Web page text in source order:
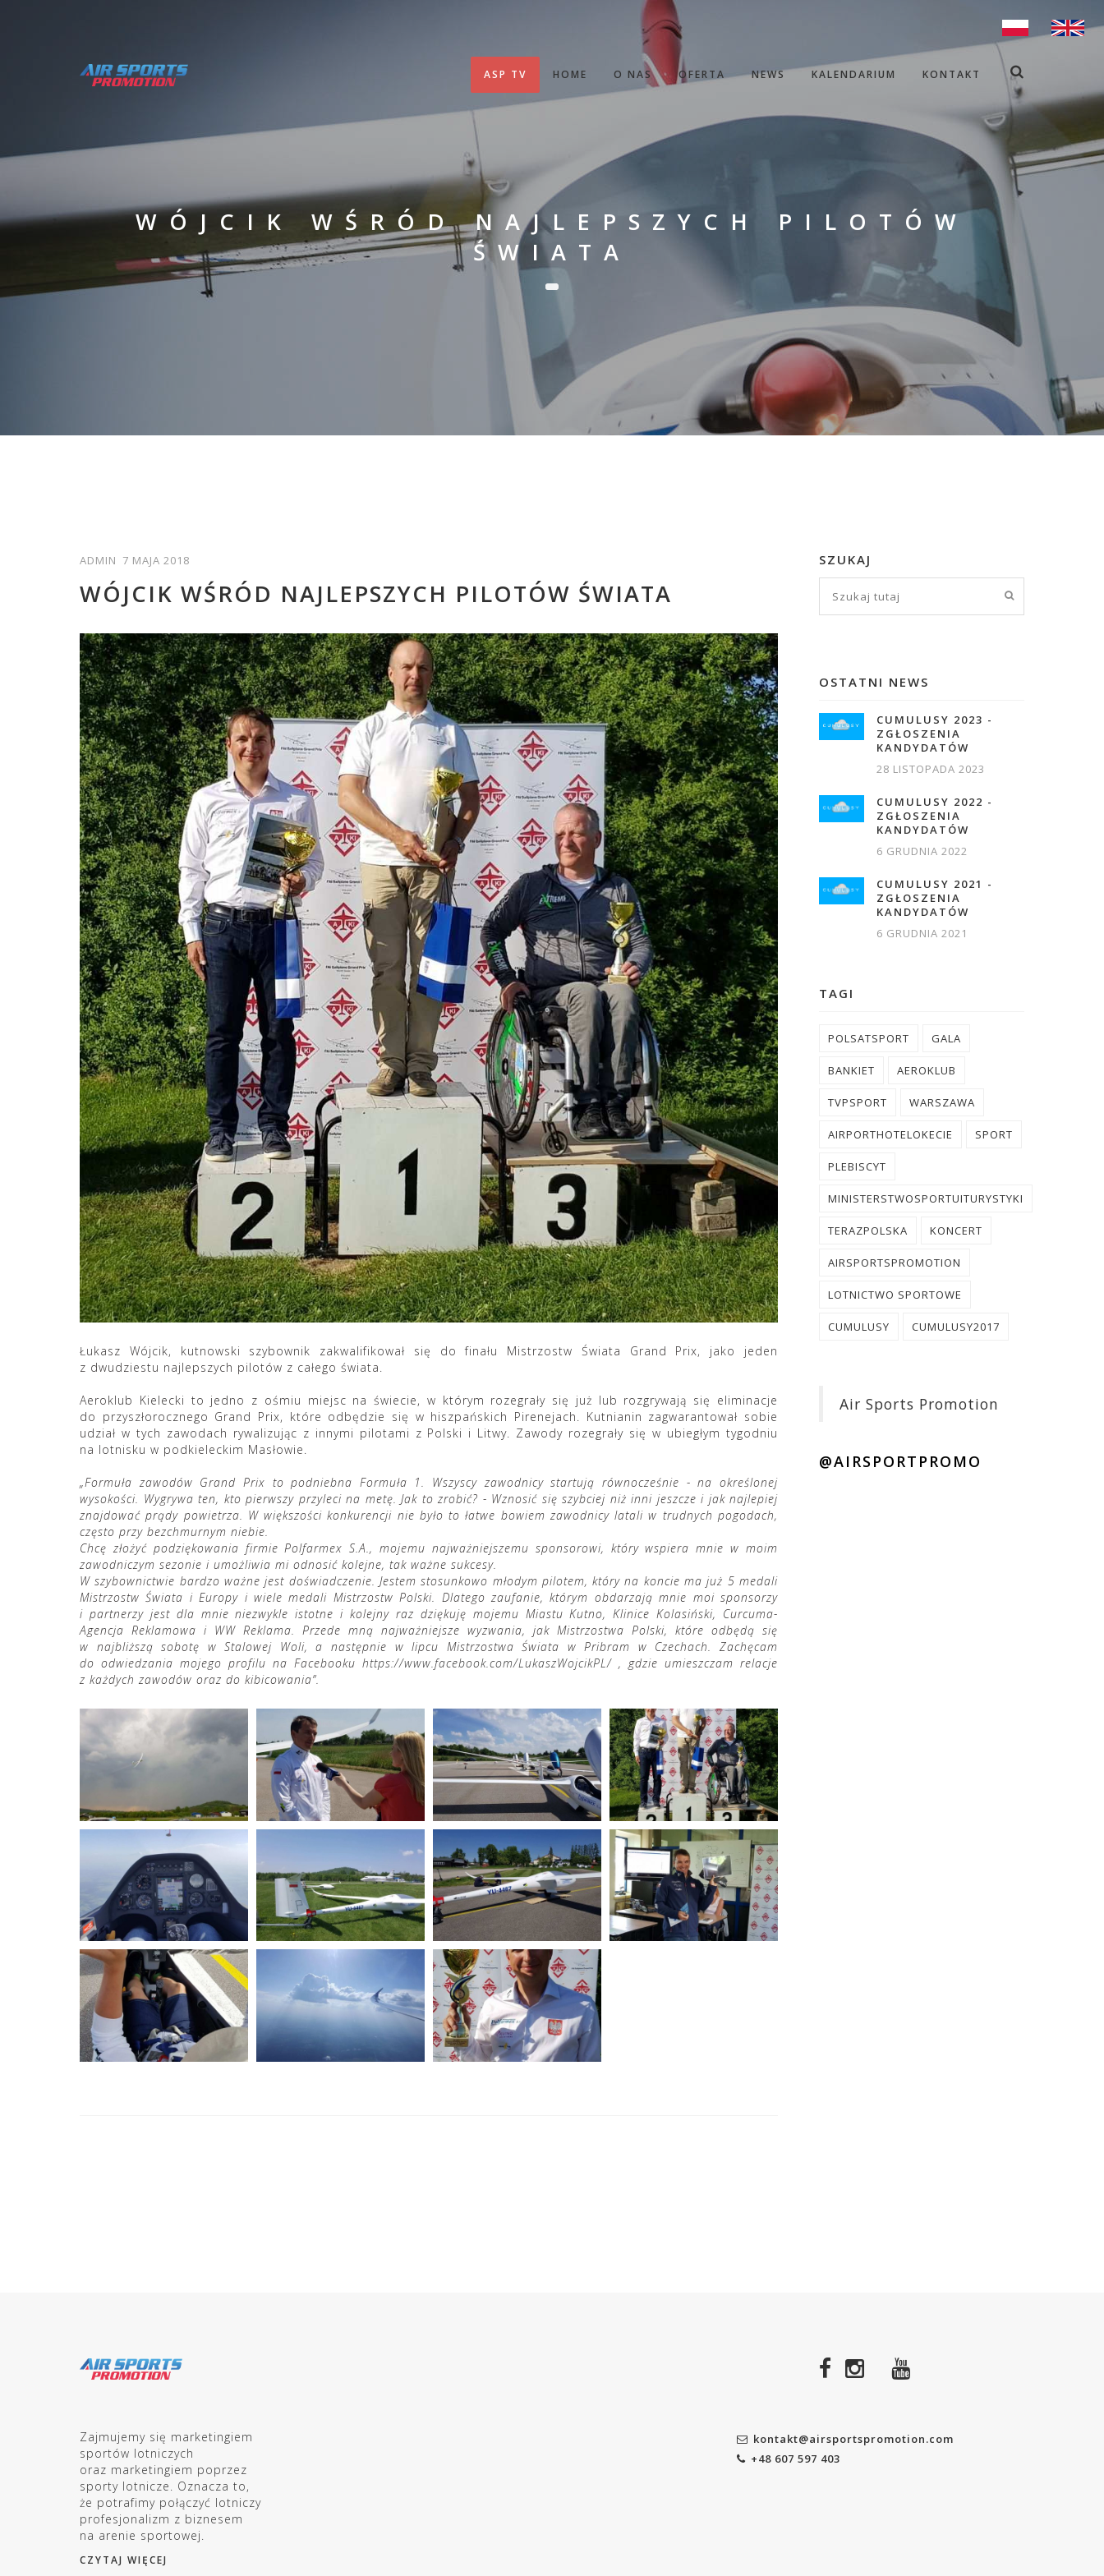
ASP TV HOME O NAS OFERTA NEWS KALENDARIUM KONTAKT
WÓJCIK WŚRÓD NAJLEPSZYCH PILOTÓW
ŚWIATA
ADMIN 7 MAJA 2018
WÓJCIK WŚRÓD NAJLEPSZYCH PILOTÓW ŚWIATA
Łukasz Wójcik, kutnowski szybownik zakwalifikował się do finału Mistrzostw Świata Grand Prix, jako jeden
z dwudziestu najlepszych pilotów z całego świata.
Aeroklub Kielecki to jedno z ośmiu miejsc na świecie, w którym rozegrały się już lub rozgrywają się eliminacje
do przyszłorocznego Grand Prix, które odbędzie się w hiszpańskich Pirenejach. Kutnianin zagwarantował sobie
udział w tych zawodach rywalizując z innymi pilotami z Polski i Litwy. Zawody rozegrały się w ubiegłym tygodniu
na lotnisku w podkieleckim Masłowie.
„Formuła zawodów Grand Prix to podniebna Formuła 1. Wszyscy zawodnicy startują równocześnie - na określonej
wysokości. Wygrywa ten, kto pierwszy przyleci na metę. Jak to zrobić? - Wznosić się szybciej niż inni jeszcze i jak najlepiej
znajdować prądy powietrza. W większości konkurencji nie było to łatwe bowiem zawodnicy latali w trudnych pogodach,
często przy bezchmurnym niebie.
Chcę złożyć podziękowania firmie Polfarmex S.A., mojemu najważniejszemu sponsorowi, który wspiera mnie w moim
zawodniczym sezonie i umożliwia mi odnosić kolejne, tak ważne sukcesy.
W szybownictwie bardzo ważne jest doświadczenie. Jestem stosunkowo młodym pilotem, który na koncie ma już 5 medali
Mistrzostw Świata i Europy i wiele medali Mistrzostw Polski. Dlatego zaufanie, którym obdarzają mnie moi sponsorzy
i partnerzy jest dla mnie niezwykle istotne i kolejny raz dziękuję mojemu Miastu Kutno, Klinice Kolasiński, Curcuma-
Agencja Reklamowa i WW Reklama. Przede mną najważniejsze wyzwania, jak Mistrzostwa Polski, które odbędą się
w najbliższą sobotę w Stalowej Woli, a następnie w lipcu Mistrzostwa Świata w Pribram w Czechach. Zachęcam
do odwiedzania mojego profilu na Facebooku https://www.facebook.com/LukaszWojcikPL/ , gdzie umieszczam relacje
z każdych zawodów oraz do kibicowania”.
SZUKAJ
OSTATNI NEWS
CUMULUSY 2023 -
ZGŁOSZENIA
KANDYDATÓW
28 LISTOPADA 2023
CUMULUSY 2022 -
ZGŁOSZENIA
KANDYDATÓW
6 GRUDNIA 2022
CUMULUSY 2021 -
ZGŁOSZENIA
KANDYDATÓW
6 GRUDNIA 2021
TAGI
POLSATSPORT GALA
BANKIET AEROKLUB
TVPSPORT WARSZAWA
AIRPORTHOTELOKECIE SPORT
PLEBISCYT
MINISTERSTWOSPORTUITURYSTYKI
TERAZPOLSKA KONCERT
AIRSPORTSPROMOTION
LOTNICTWO SPORTOWE
CUMULUSY CUMULUSY2017
Air Sports Promotion
@AIRSPORTPROMO
Zajmujemy się marketingiem
sportów lotniczych
oraz marketingiem poprzez
sporty lotnicze. Oznacza to,
że potrafimy połączyć lotniczy
profesjonalizm z biznesem
na arenie sportowej.
CZYTAJ WIĘCEJ
kontakt@airsportspromotion.com
+48 607 597 403